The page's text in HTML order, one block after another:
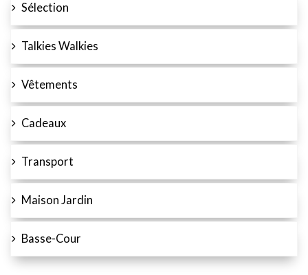
Sélection
Talkies Walkies
Vêtements
Cadeaux
Transport
Maison Jardin
Basse-Cour